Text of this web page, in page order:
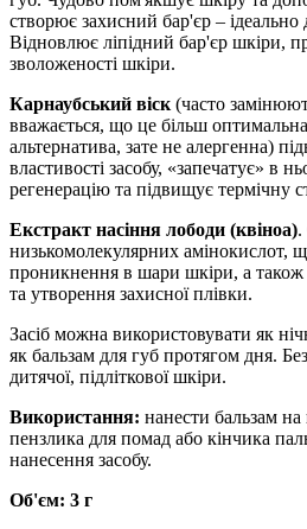
створює захисний бар'єр – ідеально
Відновлює ліпідний бар'єр шкіри,
зволоженості шкіри.
Карнаубський віск (часто
вважається, що це більш
альтернатива, зате не алергенна)
властивості засобу, «запечатує» в
регенерацію та підвищує термічну
Екстракт насіння лободи (квіноа).
низькомолекулярних амінокислот,
проникнення в шари шкіри, а
та утворення захисної плівки.
Засіб можна використовувати як
як бальзам для губ протягом дня.
дитячої, підліткової шкіри.
Використання: нанести бальзам
пензлика для помад або кінчика
нанесення засобу.
Об'єм: 3 г